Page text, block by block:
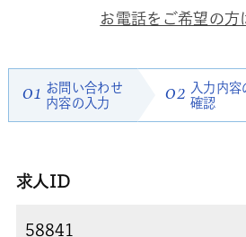
お電話をご希望の方
01 お問い合わせ
内容の入力
02 入力内容
確認
求人ID